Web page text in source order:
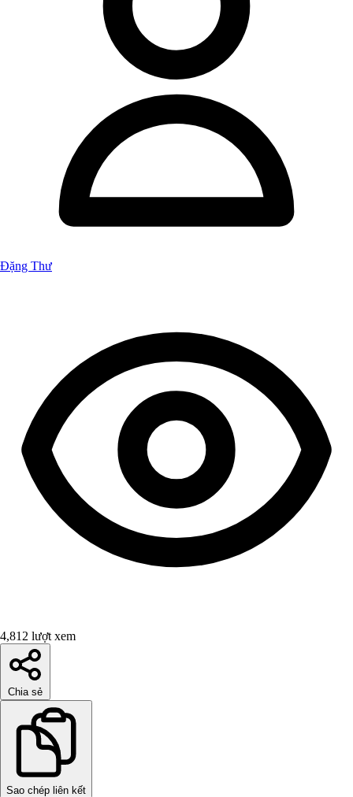
Đặng Thư
4,812 lượt xem
Chia sẻ
Sao chép liên kết